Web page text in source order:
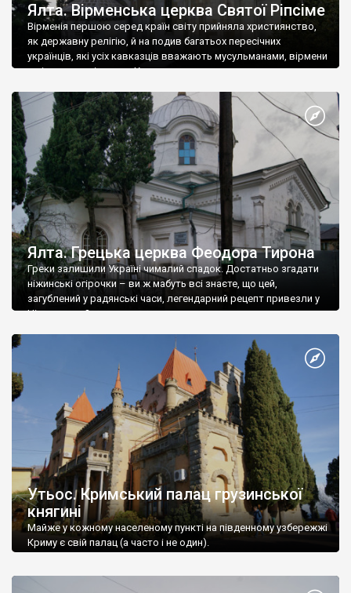
Ялта. Вірменська церква Святої Ріпсіме
Вірменія першою серед країн світу прийняла християнство,
як державну релігію, й на подив багатьох пересічних
українців, які усіх кавказців вважають мусульманами, вірмени
є відданими вірянами Христа
Ялта. Грецька церква Феодора Тирона
Греки залишили Україні чималий спадок. Достатньо згадати
ніжинські огірочки – ви ж мабуть всі знаєте, що цей,
загублений у радянські часи, легендарний рецепт привезли у
Ніжин греки?
Утьос. Кримський палац грузинської
княгині
Майже у кожному населеному пункті на південному узбережжі
Криму є свій палац (а часто і не один).